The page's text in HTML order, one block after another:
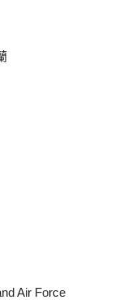
Air Force